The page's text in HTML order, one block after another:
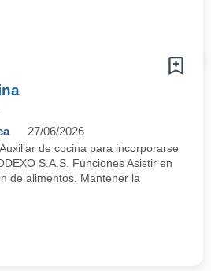
27/06/2026
de cocina para incorporarse
S.A.S. Funciones Asistir en
de alimentos. Mantener la